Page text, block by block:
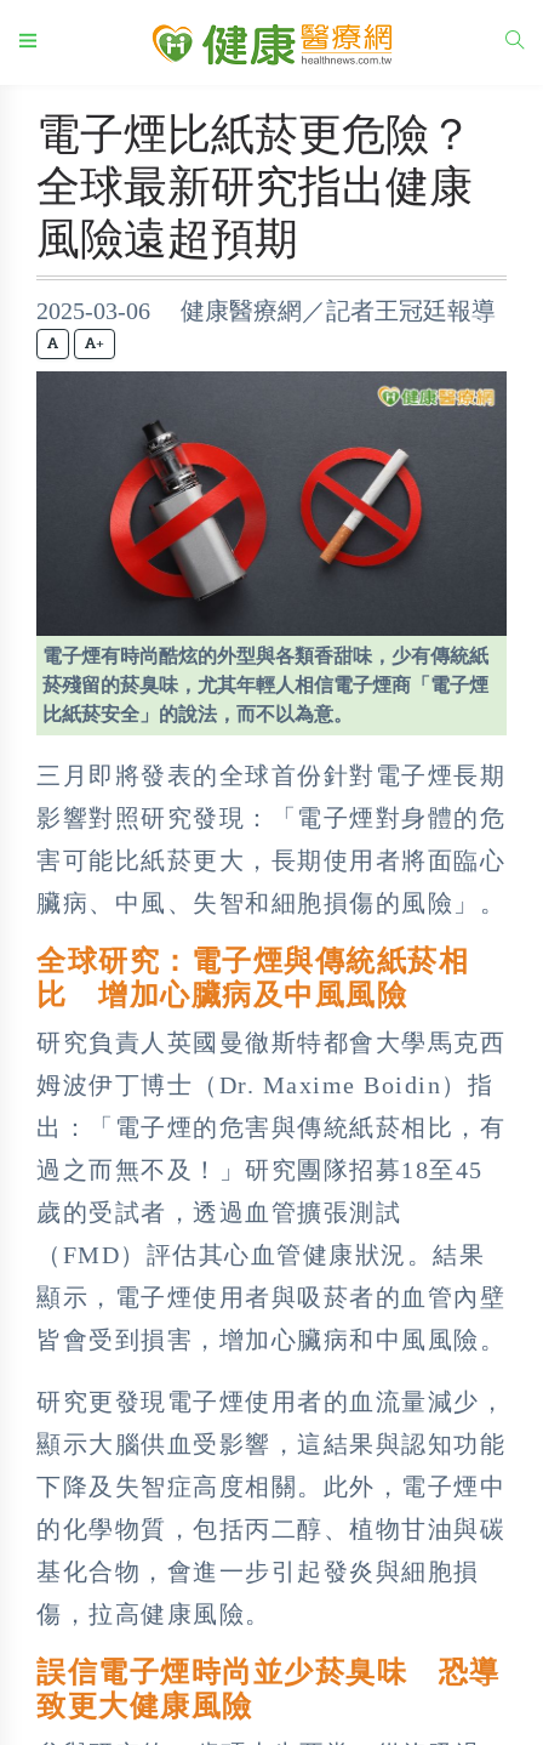
電子煙比紙菸更危險？
全球最新研究指出健康
風險遠超預期
2025-03-06 健康醫療網／記者王冠廷報導
+
電子煙有時尚酷炫的外型與各類香甜味，少有傳統紙
菸殘留的菸臭味，尤其年輕人相信電子煙商「電子煙
比紙菸安全」的說法，而不以為意。
三月即將發表的全球首份針對電子煙長期
影響對照研究發現：「電子煙對身體的危
害可能比紙菸更大，長期使用者將面臨心
臟病、中風、失智和細胞損傷的風險」。
全球研究：電子煙與傳統紙菸相
比 增加心臟病及中風風險
研究負責人英國曼徹斯特都會大學馬克西
姆波伊丁博士（Dr. Maxime Boidin）指
出：「電子煙的危害與傳統紙菸相比，有
過之而無不及！」研究團隊招募18至45
歲的受試者，透過血管擴張測試
（FMD）評估其心血管健康狀況。結果
顯示，電子煙使用者與吸菸者的血管內壁
皆會受到損害，增加心臟病和中風風險。
研究更發現電子煙使用者的血流量減少，
顯示大腦供血受影響，這結果與認知功能
下降及失智症高度相關。此外，電子煙中
的化學物質，包括丙二醇、植物甘油與碳
基化合物，會進一步引起發炎與細胞損
傷，拉高健康風險。
誤信電子煙時尚並少菸臭味 恐導
致更大健康風險